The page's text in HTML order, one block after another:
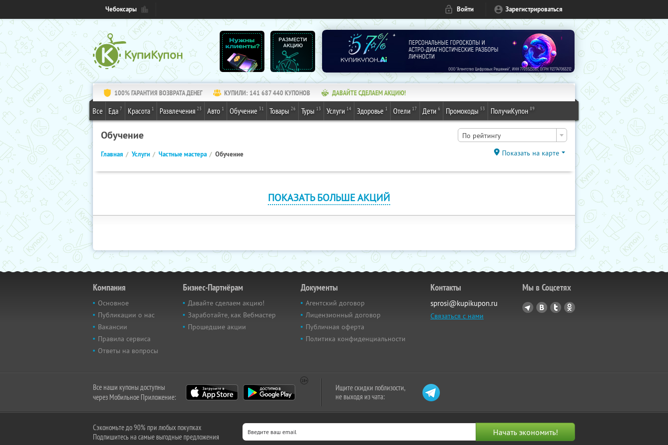
Чебоксары Войти Зарегистрироваться
100% ГАРАНТИЯ ВОЗВРАТА ДЕНЕГ КУПИЛИ: 141 687 440КУПОНОВ ДАВАЙТЕ СДЕЛАЕМ АКЦИЮ!
Все Еда 7 Красота 1 Развлечения 25 Авто 1 Обучение 31 Товары 26 Туры 13 Услуги 14 Здоровье 1 Отели 17 Дети 6 Промокоды 53 ПолучиКупон 89
Обучение По рейтингу
Главная Услуги Частные мастера Обучение Показать на карте
ПОКАЗАТЬ БОЛЬШЕ АКЦИЙ
Компания
Основное
Публикации о нас
Вакансии
Правила сервиса
Ответы на вопросы
Бизнес-Партнёрам
Давайте сделаем акцию!
Заработайте, как Вебмастер
Прошедшие акции
Документы
Агентский договор
Лицензионный договор
Публичная оферта
Политика конфиденциальности
Контакты
sprosi@kupikupon.ru
Связаться с нами
Мы в Соцсетях
Все наши купоны доступны
через Мобильное Приложение:
Ищите скидки поблизости,
не выходя из чата:
Сэкономьте до 90% при любых покупках
Подпишитесь на самые выгодные предложения